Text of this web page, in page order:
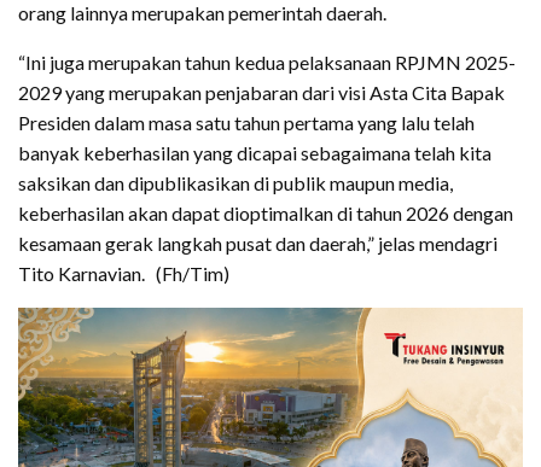
orang lainnya merupakan pemerintah daerah.
“Ini juga merupakan tahun kedua pelaksanaan RPJMN 2025-
2029 yang merupakan penjabaran dari visi Asta Cita Bapak
Presiden dalam masa satu tahun pertama yang lalu telah
banyak keberhasilan yang dicapai sebagaimana telah kita
saksikan dan dipublikasikan di publik maupun media,
keberhasilan akan dapat dioptimalkan di tahun 2026 dengan
kesamaan gerak langkah pusat dan daerah,” jelas mendagri
Tito Karnavian. (Fh/Tim)